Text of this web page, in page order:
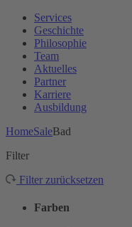
Services
Geschichte
Philosophie
Team
Aktuelles
Partner
Karriere
Ausbildung
HomeSaleBad
Filter
Filter zurücksetzen
Farben